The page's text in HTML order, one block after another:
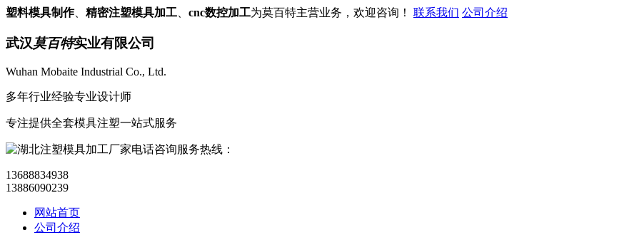
塑料模具制作、 精密注塑模具加工 cnc数控加工为莫百特主营业务，欢迎咨询！ 联系我们 公司介绍
武汉莫百特实业有限公司
Wuhan Mobaite Industrial Co., Ltd.
多年行业经验专业设计师
专注提供全套模具注塑一站式服务
咨询服务热线：
13688834938
13886090239
网站首页
公司介绍